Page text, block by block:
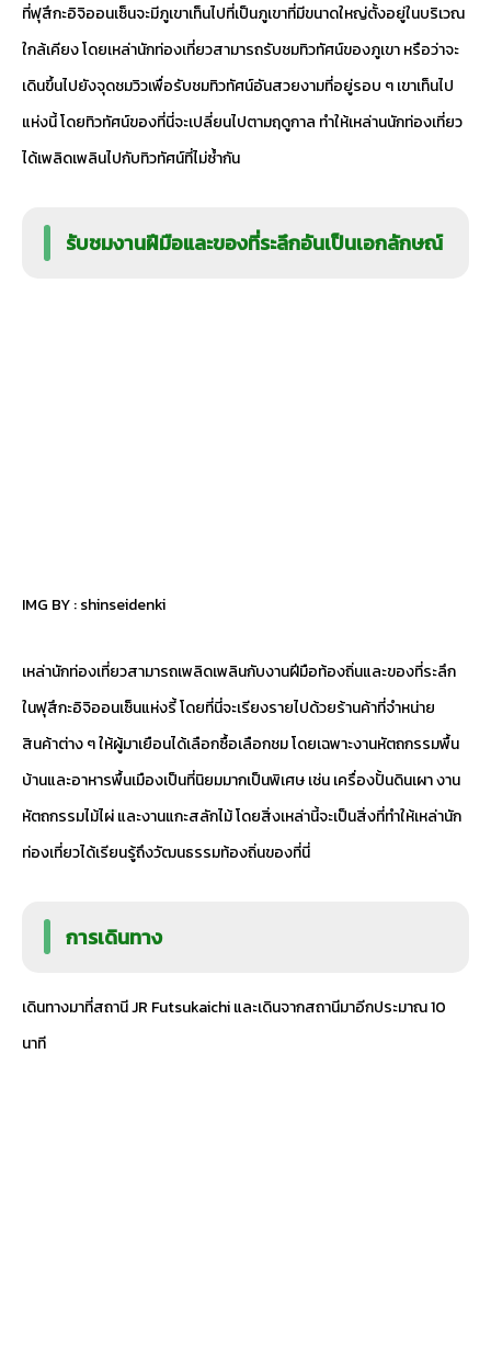
ที่ฟุสึกะอิจิออนเซ็นจะมีภูเขาเท็นไปที่เป็นภูเขาที่มีขนาดใหญ่ตั้งอยู่ในบริเวณ
ใกล้เคียง โดยเหล่านักท่องเที่ยวสามารถรับชมทิวทัศน์ของภูเขา หรือว่าจะ
เดินขึ้นไปยังจุดชมวิวเพื่อรับชมทิวทัศน์อันสวยงามที่อยู่รอบ ๆ เขาเท็นไป
แห่งนี้ โดยทิวทัศน์ของที่นี่จะเปลี่ยนไปตามฤดูกาล ทำให้เหล่านนักท่องเที่ยว
ได้เพลิดเพลินไปกับทิวทัศน์ที่ไม่ซ้ำกัน
รับชมงานฝีมือและของที่ระลึกอันเป็นเอกลักษณ์
IMG BY :shinseidenki
เหล่านักท่องเที่ยวสามารถเพลิดเพลินกับงานฝีมือท้องถิ่นและของที่ระลึก
ในฟุสึกะอิจิออนเซ็นแห่งรี้ โดยที่นี่จะเรียงรายไปด้วยร้านค้าที่จำหน่าย
สินค้าต่าง ๆ ให้ผู้มาเยือนได้เลือกซื้อเลือกชม โดยเฉพาะงานหัตถกรรมพื้น
บ้านและอาหารพื้นเมืองเป็นที่นิยมมากเป็นพิเศษ เช่น เครื่องปั้นดินเผา งาน
หัตถกรรมไม้ไผ่ และงานแกะสลักไม้ โดยสิ่งเหล่านี้จะเป็นสิ่งที่ทำให้เหล่านัก
ท่องเที่ยวได้เรียนรู้ถึงวัฒนธรรมท้องถิ่นของที่นี่
การเดินทาง
เดินทางมาที่สถานี JR Futsukaichi และเดินจากสถานีมาอีกประมาณ 10
นาที